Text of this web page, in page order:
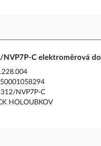
NVP7P-C elektroměrová
NVP7P-C
HOLOUBKOV